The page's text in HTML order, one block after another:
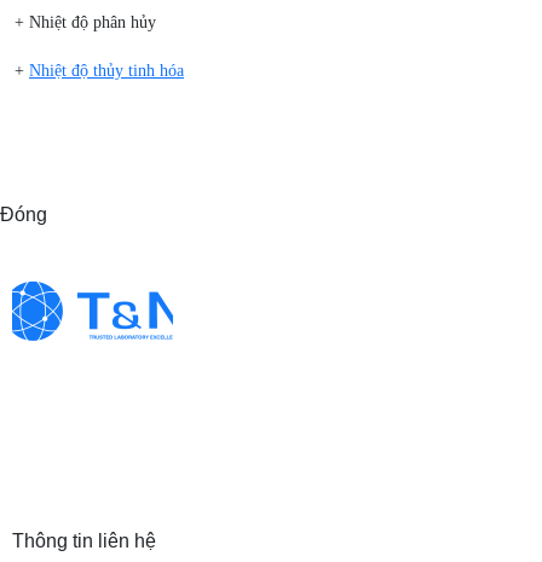
+ Nhiệt độ phân hủy
+ Nhiệt độ thủy tinh hóa
Đóng
Thông tin liên hệ